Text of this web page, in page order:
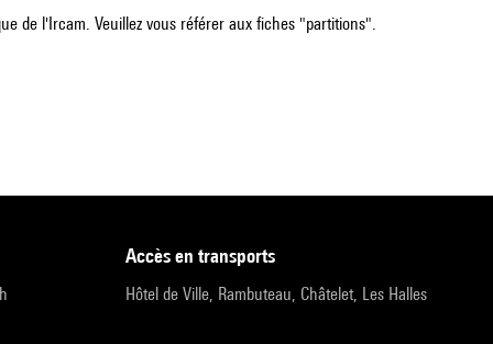
de l'Ircam. Veuillez vous référer aux fiches "partitions".
accès en transports
Hôtel de Ville, Rambuteau, Châtelet, Les Halles